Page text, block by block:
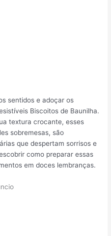
sentidos e adoçar os
Biscoitos de Baunilha.
textura crocante, esses
sobremesas, são
que despertam sorrisos e
como preparar essas
em doces lembranças.